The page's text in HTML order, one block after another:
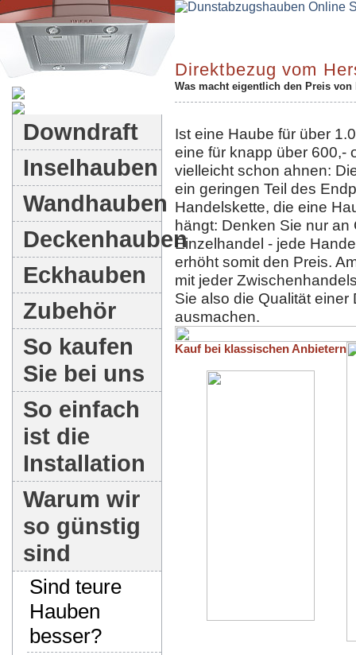
Downdraft
Inselhauben
Wandhauben
Deckenhauben
Eckhauben
Zubehör
So kaufen
Sie bei uns
So einfach
ist die
Installation
Warum wir
so günstig
sind
Sind teure
Hauben
besser?
Direktbezug vom
Was macht eigentlich den Preis
Ist eine Haube für über
eine für knapp über 600,-
vielleicht schon ahnen:
ein geringen Teil des
Handelskette, die eine
hängt: Denken Sie nur
Einzelhandel - jede
erhöht somit den Preis.
mit jeder
Sie also die Qualität
ausmachen.
Kauf bei klassischen Anbietern